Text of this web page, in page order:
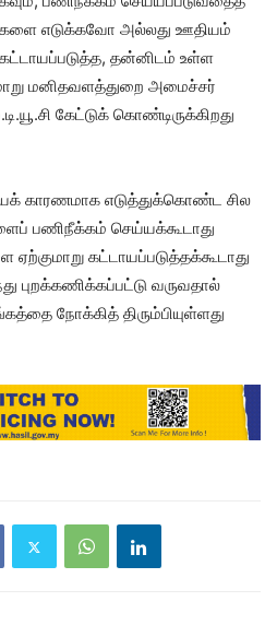
எடுக்கவோ அல்லது ஊதியம்
தன்னிடம் உள்ள
மனிதவளத்துறை அமைச்சர்
கேட்டுக் கொண்டிருக்கிறது
காரணமாக எடுத்துக்கொண்ட சில
பணிநீக்கம் செய்யக்கூடாது
கட்டாயப்படுத்தக்கூடாது
வருவதால்
நோக்கித் திரும்பியுள்ளது